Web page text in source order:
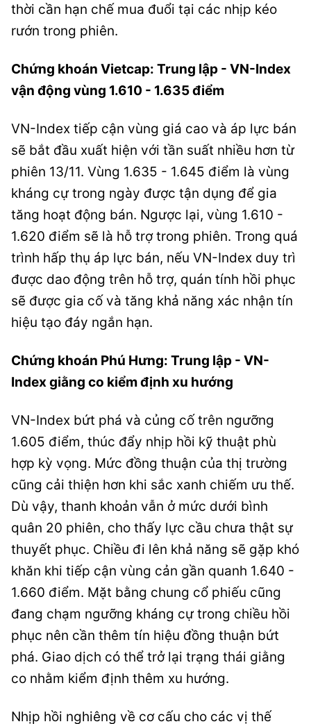
thời cần hạn chế mua đuổi tại các nhịp kéo
rướn trong phiên.
Chứng khoán Vietcap: Trung lập - VN-Index
vận động vùng 1.610 - 1.635 điểm
VN-Index tiếp cận vùng giá cao và áp lực bán
sẽ bắt đầu xuất hiện với tần suất nhiều hơn từ
phiên 13/11. Vùng 1.635 - 1.645 điểm là vùng
kháng cự trong ngày được tận dụng để gia
tăng hoạt động bán. Ngược lại, vùng 1.610 -
1.620 điểm sẽ là hỗ trợ trong phiên. Trong quá
trình hấp thụ áp lực bán, nếu VN-Index duy trì
được dao động trên hỗ trợ, quán tính hồi phục
sẽ được gia cố và tăng khả năng xác nhận tín
hiệu tạo đáy ngắn hạn.
Chứng khoán Phú Hưng: Trung lập - VN-
Index giằng co kiểm định xu hướng
VN-Index bứt phá và củng cố trên ngưỡng
1.605 điểm, thúc đẩy nhịp hồi kỹ thuật phù
hợp kỳ vọng. Mức đồng thuận của thị trường
cũng cải thiện hơn khi sắc xanh chiếm ưu thế.
Dù vậy, thanh khoản vẫn ở mức dưới bình
quân 20 phiên, cho thấy lực cầu chưa thật sự
thuyết phục. Chiều đi lên khả năng sẽ gặp khó
khăn khi tiếp cận vùng cản gần quanh 1.640 -
1.660 điểm. Mặt bằng chung cổ phiếu cũng
đang chạm ngưỡng kháng cự trong chiều hồi
phục nên cần thêm tín hiệu đồng thuận bứt
phá. Giao dịch có thể trở lại trạng thái giằng
co nhằm kiểm định thêm xu hướng.
Nhịp hồi nghiêng về cơ cấu cho các vị thế